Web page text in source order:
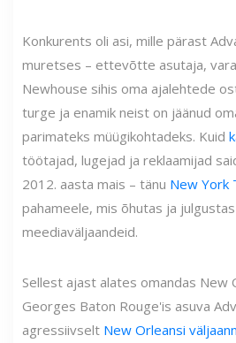
Konkurents oli asi, mille pärast
muretses – ettevõtte asutaja,
Newhouse sihis oma ajalehtede
turge ja enamik neist on jäänud
parimateks müügikohtadeks. Kuid
töötajad, lugejad ja reklaamijad
2012. aasta mais – tänu New York
pahameele, mis õhutas ja
meediaväljaandeid.
Sellest ajast alates omandas New
Georges Baton Rouge'is asuva
agressiivselt New Orleansi